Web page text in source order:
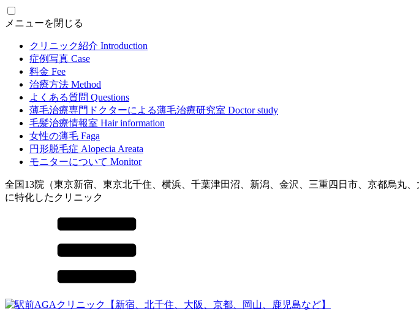
メニューを閉じる
クリニック紹介 Introduction
症例写真 Case
料金 Fee
治療方法 Method
よくある質問 Questions
薄毛治療専門ドクターによる薄毛治療研究室 Doctor study
毛髪治療情報室 Hair information
女性の薄毛 Faga
円形脱毛症 Alopecia Areata
モニターについて Monitor
全国13院（東京新宿、東京北千住、横浜、千葉津田沼、新潟、金沢、三重四日市、京都烏
に特化したクリニック